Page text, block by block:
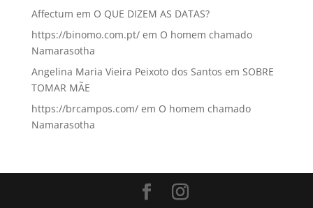
Affectum em O QUE DIZEM AS DATAS?
https://binomo.com.pt/em O homem chamado
Namarasotha
Angelina Maria Vieira Peixoto dos Santos em SOBRE
TOMAR MÃE
https://brcampos.com/em O homem chamado
Namarasotha